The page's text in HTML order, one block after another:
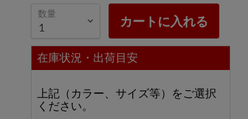
数量 カートに入れる
在庫状況・出荷目安
上記（カラー、サイズ等）をご選択
ください。